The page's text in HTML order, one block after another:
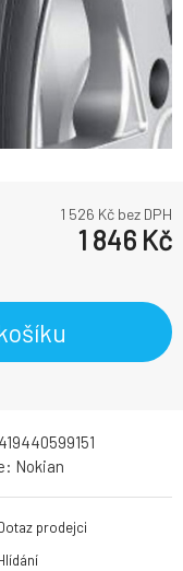
1 526 Kč bez DPH
1 846 Kč
Nokian
prodejci